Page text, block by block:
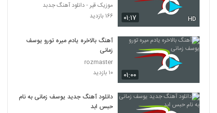
۰۱:۱۷ HD
موزیک قیر - دانلود آهنگ جدبد
۱۶۶ بازدید
۰۱:۰۰
آهنگ بالاخره یادم میره تورو یوسف
زمانی
rozmaster
۱۰ بازدید
دانلود آهنگ جدید یوسف زمانی به نام
حبس ابد